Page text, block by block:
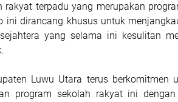
rakyat terpadu yang merupakan
ini dirancang khusus untuk
yang selama ini kesulitan
Luwu Utara terus berkomitmen
program sekolah rakyat ini